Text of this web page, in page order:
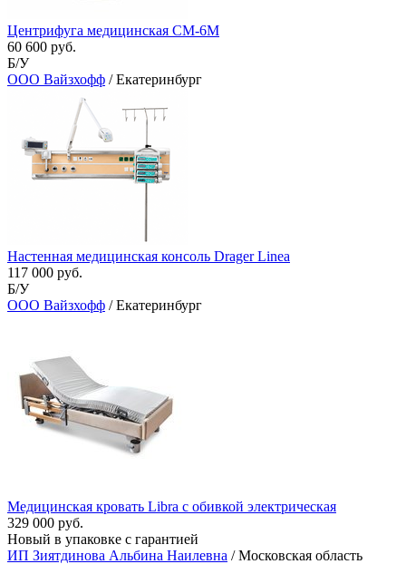
Центрифуга медицинская CM-6М
60 600 руб.
Б/У
ООО Вайзхофф / Екатеринбург
Настенная медицинская консоль Drager Linea
117 000 руб.
Б/У
ООО Вайзхофф / Екатеринбург
Медицинская кровать Libra с обивкой электрическая
329 000 руб.
Новый в упаковке с гарантией
ИП Зиятдинова Альбина Наилевна / Московская область